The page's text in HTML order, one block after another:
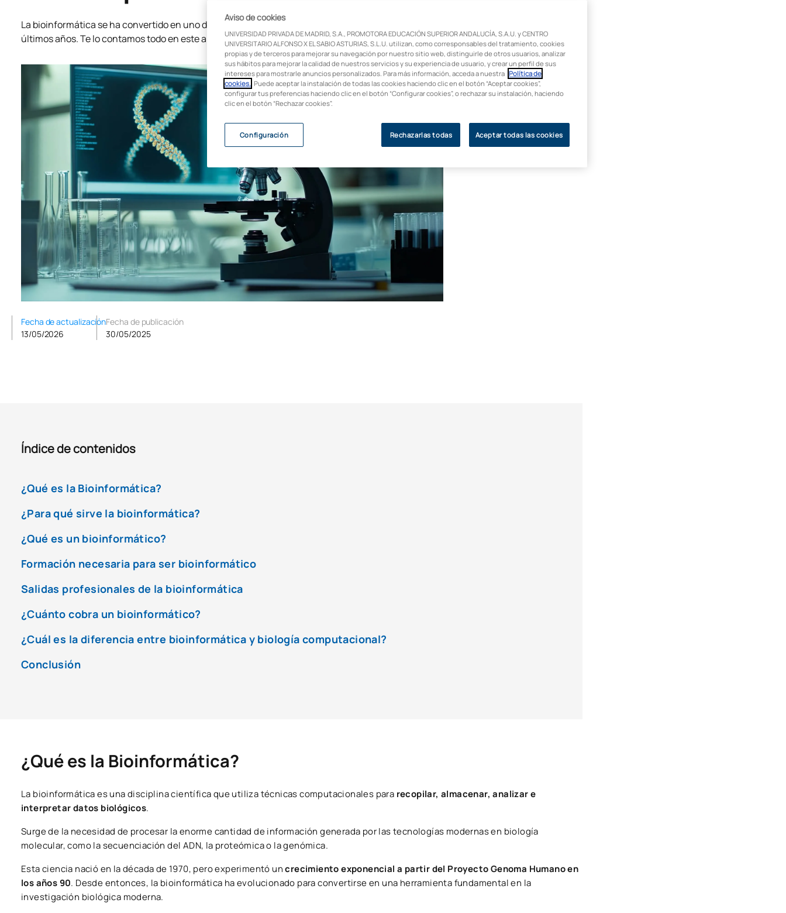
La bioinformática se ha convertido en uno de los campos científicos con mayor proyección en los
últimos años. Te lo contamos todo en este artículo. ¡Sigue leyendo!
Fecha de actualización
13/05/2026
Fecha de publicación
30/05/2025
Índice de contenidos
¿Qué es la Bioinformática?
¿Para qué sirve la bioinformática?
¿Qué es un bioinformático?
Formación necesaria para ser bioinformático
Salidas profesionales de la bioinformática
¿Cuánto cobra un bioinformático?
¿Cuál es la diferencia entre bioinformática y biología computacional?
Conclusión
¿Qué es la Bioinformática?
La bioinformática es una disciplina científica que utiliza técnicas computacionales para recopilar, almacenar, analizar e
interpretar datos biológicos.
Surge de la necesidad de procesar la enorme cantidad de información generada por las tecnologías modernas en biología
molecular, como la secuenciación del ADN, la proteómica o la genómica.
Esta ciencia nació en la década de 1970, pero experimentó uncrecimiento exponencial a partir del Proyecto Genoma Humano en
los años 90. Desde entonces, la bioinformática ha evolucionado para convertirse en una herramienta fundamental en la
investigación biológica moderna.
Aviso de cookies
UNIVERSIDAD PRIVADA DE MADRID, S.A., PROMOTORA EDUCACIÓN SUPERIOR ANDALUCÍA, S.A.U. y CENTRO
UNIVERSITARIO ALFONSO X EL SABIO ASTURIAS, S.L.U. utilizan, como corresponsables del tratamiento, cookies
propias y de terceros para mejorar su navegación por nuestro sitio web, distinguirle de otros usuarios, analizar
sus hábitos para mejorar la calidad de nuestros servicios y su experiencia de usuario, y crear un perfil de sus
intereses para mostrarle anuncios personalizados. Para más información, acceda a nuestra Política de
cookies. . Puede aceptar la instalación de todas las cookies haciendo clic en el botón “Aceptar cookies”,
configurar tus preferencias haciendo clic en el botón “Configurar cookies”, o rechazar su instalación, haciendo
clic en el botón “Rechazar cookies”.
Rechazarlas todas Aceptar todas las cookies
Configuración